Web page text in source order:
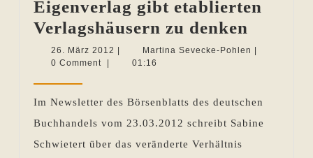
Eigenverlag gibt etablierten
Verlagshäusern zu denken
gibt
zu
denken
26. März 2012 26.
März
Martina Sevecke-Pohlen Martina
0 Comment
01:16
Im Newsletter des Börsenblatts des deutschen
Buchhandels vom 23.03.2012 schreibt Sabine
Schwietert über das veränderte Verhältnis